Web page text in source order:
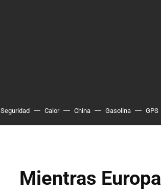
Seguridad Calor China Gasolina GPS
Mientras